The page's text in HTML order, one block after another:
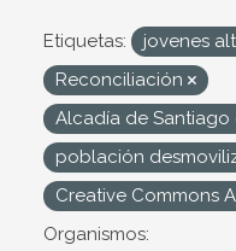
Etiquetas:
jovenes
Reconciliación
Alcadía de Santiago
población
Creative Commons
Organismos: